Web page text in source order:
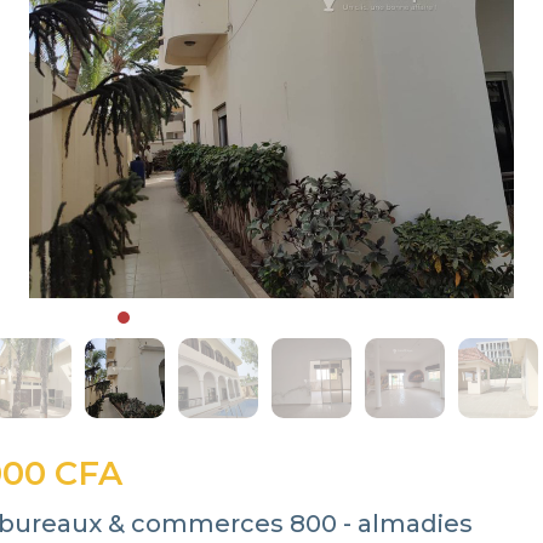
CFA
& commerces 800 - almadies